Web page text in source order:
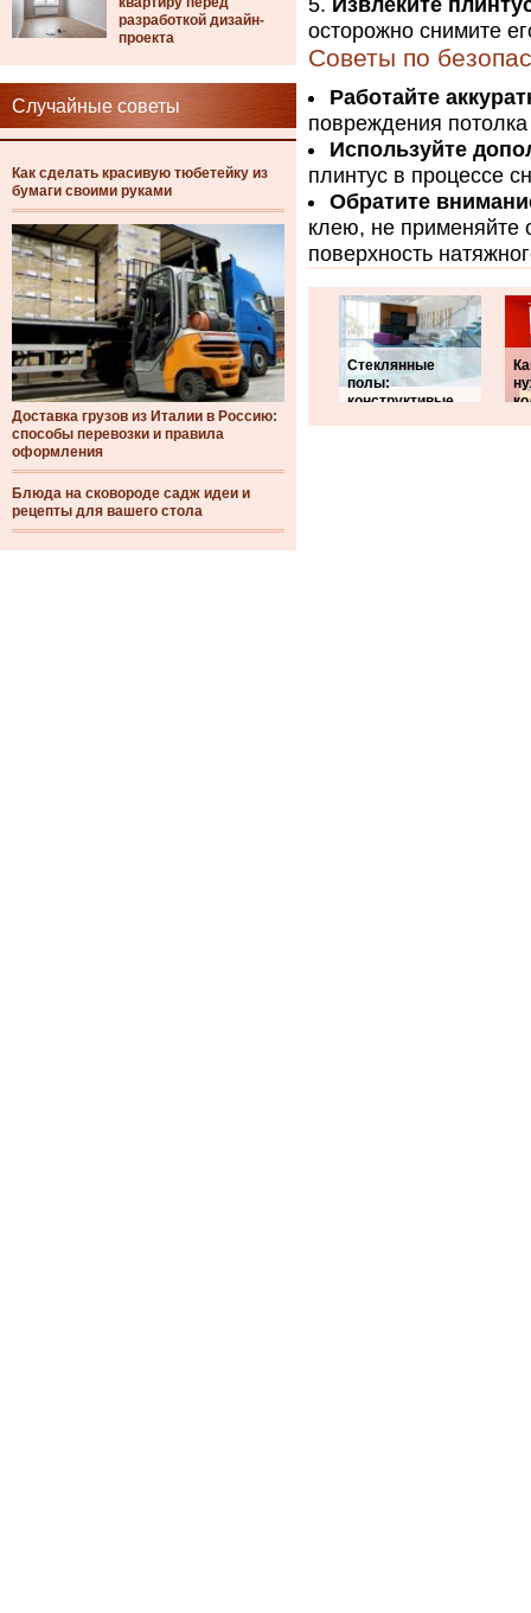
разработкой дизайн-
проекта
Случайные советы
Как сделать красивую тюбетейку из
бумаги своими руками
Доставка грузов из Италии в Россию:
способы перевозки и правила
оформления
Блюда на сковороде садж идеи и
рецепты для вашего стола
Извлеките
осторожно снимите
Советы по
Работайте
повреждения потолка
Используйте
плинтус в процессе
Обратите
клею, не применяйте
поверхность
Стеклянные
полы:
конструктивые